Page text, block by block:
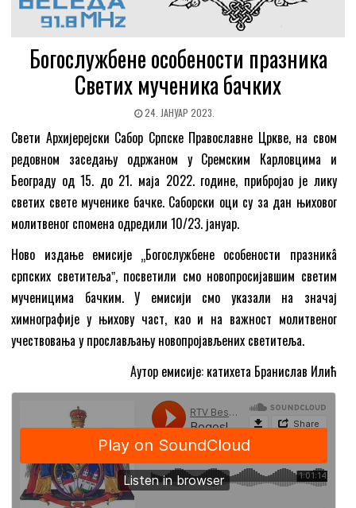
Богослужбене особености празника
Светих мученика бачких
24. ЈАНУАР 2023.
Свети Архијерејски Сабор Српске Православне Цркве, на свом
редовном заседању одржаном у Сремским Карловцима и
Београду од 15. до 21. маја 2022. године, прибројао је лику
светих свете мученике бачке. Саборски оци су за дан њиховог
молитвеног спомена одредили 10/23. јануар.
Ново издање емисије „Богослужбене особености празникâ
српских светитељаˮ, посветили смо новопросијавшим светим
мученицима бачким. У емисији смо указали на значај
химнографије у њихову част, као и на важност молитвеног
учествовања у прослављању новопројављених светитеља.
Аутор емисије: катихета Бранислав Илић